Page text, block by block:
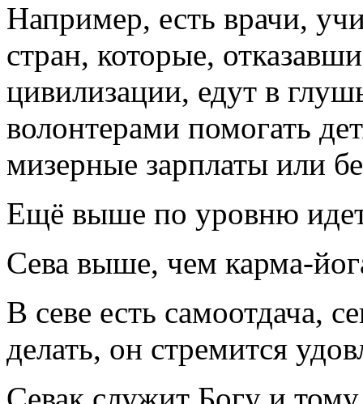
Например, есть врачи,
стран, которые,
цивилизации, едут в
волонтерами помогать
мизерные зарплаты или
Ещё выше по уровню
Сева выше, чем карма-
В севе есть самоотдача,
делать, он стремится